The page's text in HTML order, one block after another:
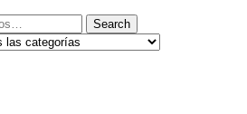
Search